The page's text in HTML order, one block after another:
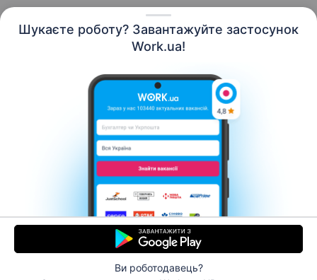
Шукаєте роботу? Завантажуйте застосунок
Work.ua!
Ви роботодавець?
Контакти Про нас
Кар’єра
Допомога Умови використання